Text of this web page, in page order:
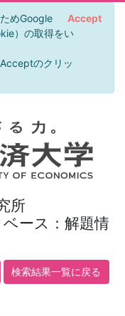
めGoogle
）の取得をい
のクリッ
Accept
所
ベース：解題情
検索結果一覧に戻る